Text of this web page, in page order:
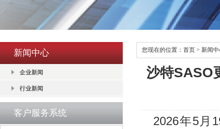
新闻中心
企业新闻
行业新闻
客户服务系统
您现在的位置： 首页 > 新闻
沙特SASO
2026年5月